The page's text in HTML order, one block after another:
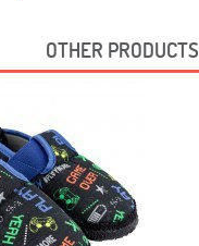
OTHER PRODUCTS